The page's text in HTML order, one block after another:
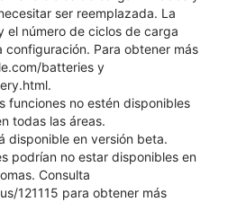
ser reemplazada. La
el número de ciclos de carga
configuración. Para obtener más
batteries y
funciones no estén disponibles
todas las áreas.
disponible en versión beta.
podrían no estar disponibles en
Consulta
121115 para obtener más